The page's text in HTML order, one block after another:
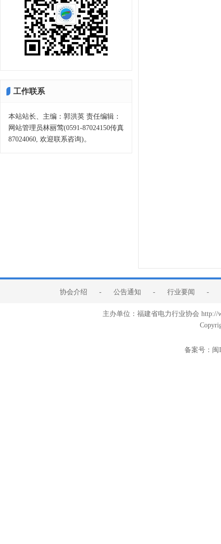
工作联系
本站站长、主编：郭洪英 责任编辑：
网站管理员林丽莺(0591-87024150传真
87024060, 欢迎联系咨询)。
协会介绍 - 公告通知 - 行业要闻 -
主办单位：福建省电力行业协会
备案号： 闽